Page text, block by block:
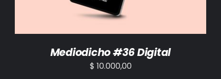
Mediodicho #36 Digital
$ 10.000,00